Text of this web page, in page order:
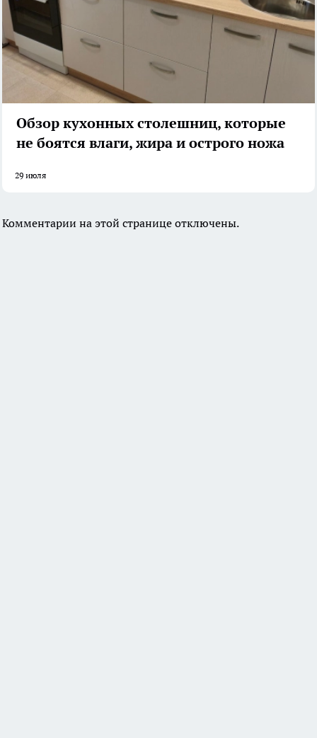
Обзор кухонных столешниц, которые
не боятся влаги, жира и острого ножа
29 июля
Комментарии на этой странице отключены.